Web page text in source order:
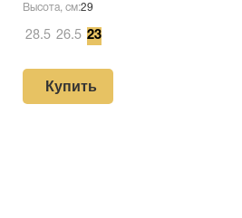
Высота, см:29
28.5 26.5 23
Купить